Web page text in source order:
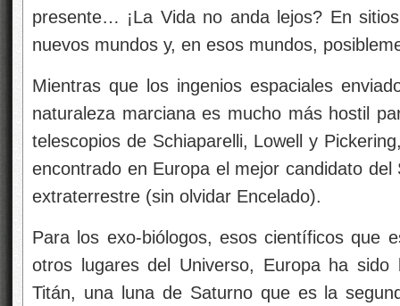
presente… ¡La Vida no anda lejos? En
nuevos mundos y, en esos mundos,
Mientras que los ingenios espaciales
naturaleza marciana es mucho más hostil
telescopios de Schiaparelli, Lowell y
encontrado en Europa el mejor candidato
extraterrestre (sin olvidar Encelado).
Para los exo-biólogos, esos científicos que
otros lugares del Universo, Europa ha
Titán, una luna de Saturno que es la